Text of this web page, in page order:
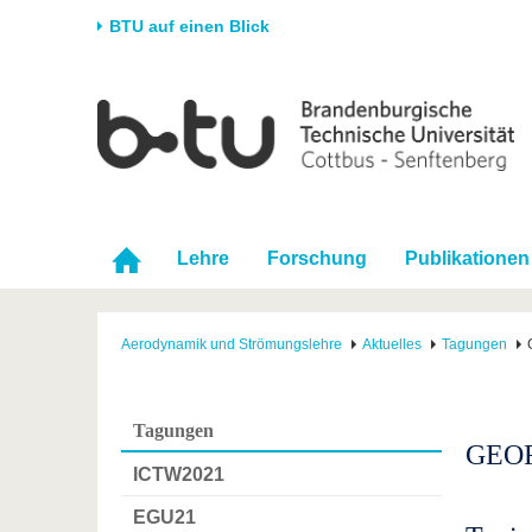
BTU auf einen Blick
Universität
Karriere & Engagement
Partnerschaften &
Strukturwandel
Forschung
Förderung
Wissenschaftlicher
Nachwuchs
Im
Lehre Forschung Publikationen
Aerodynamik und Strömungslehre Aktuelles Tagungen
Tagungen
ICTW2021
EGU21